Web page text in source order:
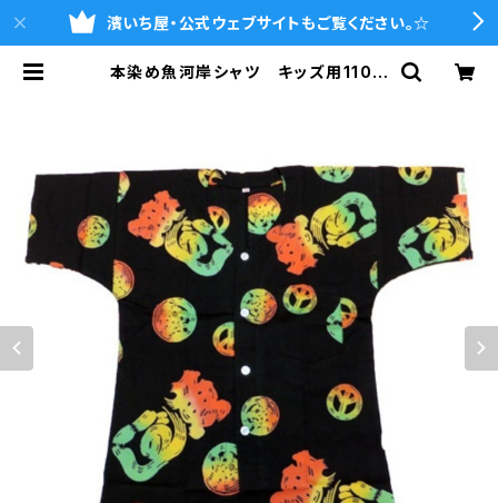
濱いち屋・公式ウェブサイトもご覧ください。☆
本染め魚河岸シャツ キッズ用110サ
てぬぐいシャツ 濱いちシャツ 焼
津 浜通り 港町 | 魚河岸シャツの
濱いち屋・通販サイト